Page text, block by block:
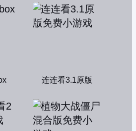
连连看3.1原版